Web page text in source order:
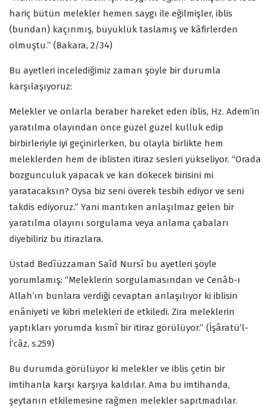
hariç bütün melekler hemen saygı ile eğilmişler, iblis
(bundan) kaçınmış, büyüklük taslamış ve kâfirlerden
olmuştu.” (Bakara, 2/34)
Bu ayetleri incelediğimiz zaman şöyle bir durumla
karşılaşıyoruz:
Melekler ve onlarla beraber hareket eden iblis, Hz. Adem’in
yaratılma olayından önce güzel güzel kulluk edip
birbirleriyle iyi geçinirlerken, bu olayla birlikte hem
meleklerden hem de iblisten itiraz sesleri yükseliyor. “Orada
bozgunculuk yapacak ve kan dökecek birisini mi
yaratacaksın? Oysa biz seni överek tesbih ediyor ve seni
takdis ediyoruz.” Yani mantıken anlaşılmaz gelen bir
yaratılma olayını sorgulama veya anlama çabaları
diyebiliriz bu itirazlara.
Üstad Bedîüzzaman Saîd Nursî bu ayetleri şöyle
yorumlamış: “Meleklerin sorgulamasından ve Cenâb-ı
Allah’ın bunlara verdiği cevaptan anlaşılıyor ki iblisin
enâniyeti ve kibri melekleri de etkiledi. Zira meleklerin
yaptıkları yorumda kısmî bir itiraz görülüyor.” (İşâratü’l-
İ’câz, s.259)
Bu durumda görülüyor ki melekler ve iblis çetin bir
imtihanla karşı karşıya kaldılar. Ama bu imtihanda,
şeytanın etkilemesine rağmen melekler sapıtmadılar.